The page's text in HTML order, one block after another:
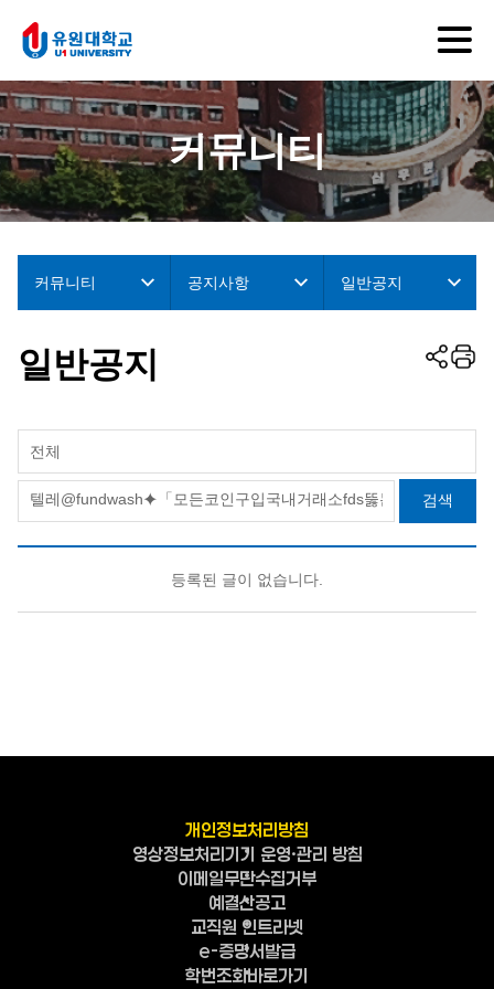
커뮤니티
커뮤니티 공지사항 일반공지
일반공지
전체
검색
등록된 글이 없습니다.
개인정보처리방침
영상정보처리기기 운영·관리 방침
이메일무단수집거부
예결산공고
교직원 인트라넷
e-증명서발급
학번조회바로가기